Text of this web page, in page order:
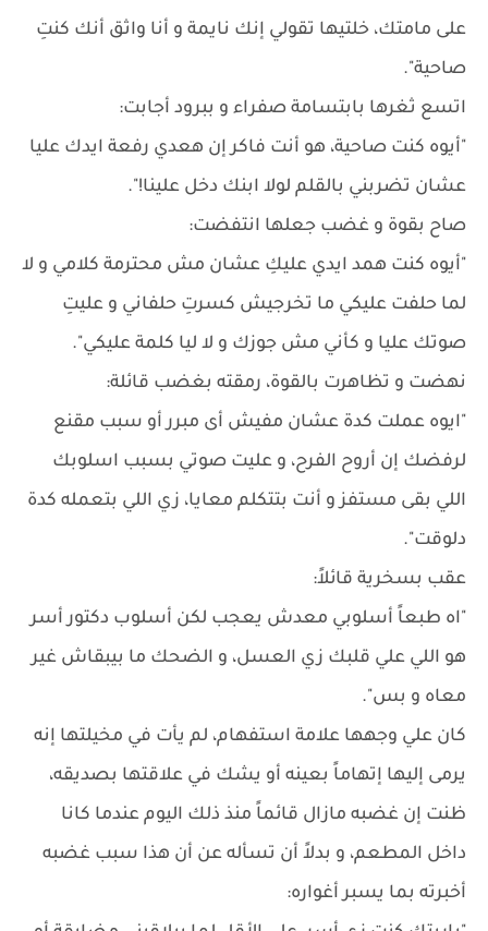
على مامتك، خلتيها تقولي إنك نايمة و أنا واثق أنك كنتِ
صاحية".
اتسع ثغرها بابتسامة صفراء و ببرود أجابت:
"أيوه كنت صاحية، هو أنت فاكر إن هعدي رفعة ايدك عليا
عشان تضربني بالقلم لولا ابنك دخل علينا!".
صاح بقوة و غضب جعلها انتفضت:
"أيوه كنت همد ايدي عليكِ عشان مش محترمة كلامي و لا
لما حلفت عليكي ما تخرجيش كسرتِ حلفاني و عليتِ
صوتك عليا و كأني مش جوزك و لا ليا كلمة عليكي".
نهضت و تظاهرت بالقوة، رمقته بغضب قائلة:
"ايوه عملت كدة عشان مفيش أى مبرر أو سبب مقنع
لرفضك إن أروح الفرح، و عليت صوتي بسبب اسلوبك
اللي بقى مستفز و أنت بتتكلم معايا، زي اللي بتعمله كدة
دلوقت".
عقب بسخرية قائلاً:
"اه طبعاً أسلوبي معدش يعجب لكن أسلوب دكتور أسر
هو اللي علي قلبك زي العسل، و الضحك ما بيبقاش غير
معاه و بس".
كان علي وجهها علامة استفهام، لم يأت في مخيلتها إنه
يرمى إليها إتهاماً بعينه أو يشك في علاقتها بصديقه،
ظنت إن غضبه مازال قائماً منذ ذلك اليوم عندما كانا
داخل المطعم، و بدلاً أن تسأله عن أن هذا سبب غضبه
أخبرته بما يسبر أغواره: